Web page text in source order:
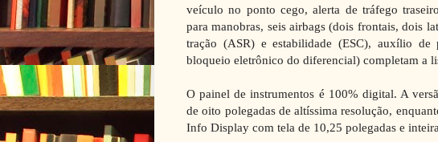
veículo no ponto cego, alerta de tráfego
para manobras, seis airbags (dois frontais, dois
tração (ASR) e estabilidade (ESC), auxílio
bloqueio eletrônico do diferencial) completam a
O painel de instrumentos é 100% digital. A
de oito polegadas de altíssima resolução,
Info Display com tela de 10,25 polegadas e